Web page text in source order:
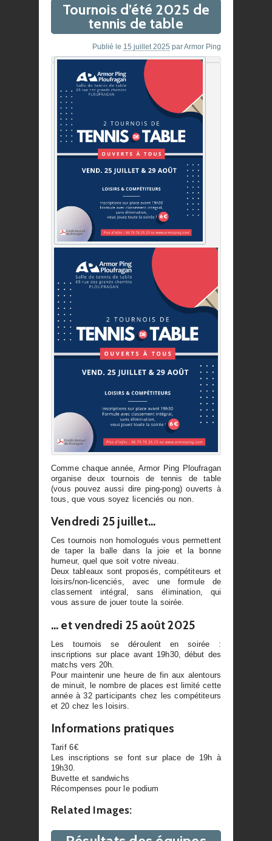
Tournois d’été 2025 de
tennis de table
Publié le 15 juillet 2025 parArmor Ping
Comme chaque année, Armor Ping Ploufragan
organise deux tournois de tennis de table
(vous pouvez aussi dire ping-pong) ouverts à
tous, que vous soyez licenciés ou non.
Vendredi 25 juillet…
Ces tournois non homologués vous permettent
de taper la balle dans la joie et la bonne
humeur, quel que soit votre niveau.
Deux tableaux sont proposés, compétiteurs et
loisirs/non-licenciés, avec une formule de
classement intégral, sans élimination, qui
vous assure de jouer toute la soirée.
… et vendredi 25 août 2025
Les tournois se déroulent en soirée :
inscriptions sur place avant 19h30, début des
matchs vers 20h.
Pour maintenir une heure de fin aux alentours
de minuit, le nombre de places est limité cette
année à 32 participants chez les compétiteurs
et 20 chez les loisirs.
Informations pratiques
Tarif 6€
Les inscriptions se font sur place de 19h à
19h30.
Buvette et sandwichs
Récompenses pour le podium
Related Images: